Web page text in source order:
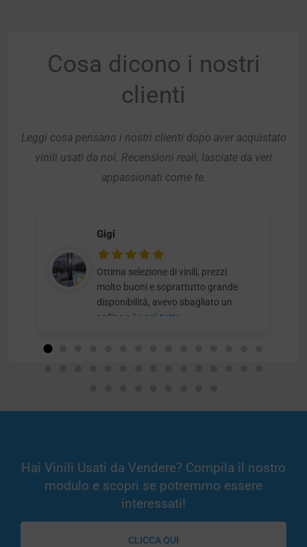
Cosa dicono i nostri
clienti
Leggi cosa pensano i nostri clienti dopo aver acquistato
vinili usati da noi. Recensioni reali, lasciate da veri
appassionati come te.
Gigi
Ottima selezione di vinili, prezzi
molto buoni e soprattutto grande
disponibilità, avevo sbagliato un
ordine e Leggi tutto
Hai Vinili Usati da Vendere? Compila il nostro
modulo e scopri se potremmo essere
interessati!
CLICCA QUI